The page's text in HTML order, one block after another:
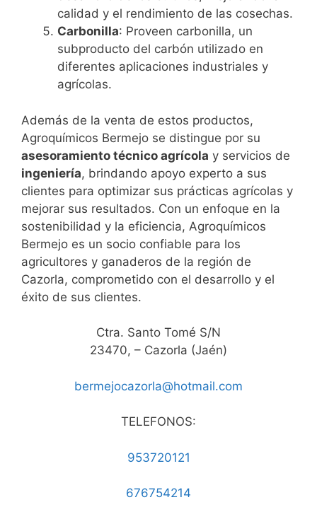
calidad y el rendimiento de las cosechas.
Carbonilla: Proveen carbonilla, un
subproducto del carbón utilizado en
diferentes aplicaciones industriales y
agrícolas.
Además de la venta de estos productos,
Agroquímicos Bermejo se distingue por su
asesoramiento técnico agrícola y servicios de
ingeniería, brindando apoyo experto a sus
clientes para optimizar sus prácticas agrícolas y
mejorar sus resultados. Con un enfoque en la
sostenibilidad y la eficiencia, Agroquímicos
Bermejo es un socio confiable para los
agricultores y ganaderos de la región de
Cazorla, comprometido con el desarrollo y el
éxito de sus clientes.
Ctra. Santo Tomé S/N
23470, – Cazorla (Jaén)
bermejocazorla@hotmail.com
TELEFONOS:
953720121
676754214